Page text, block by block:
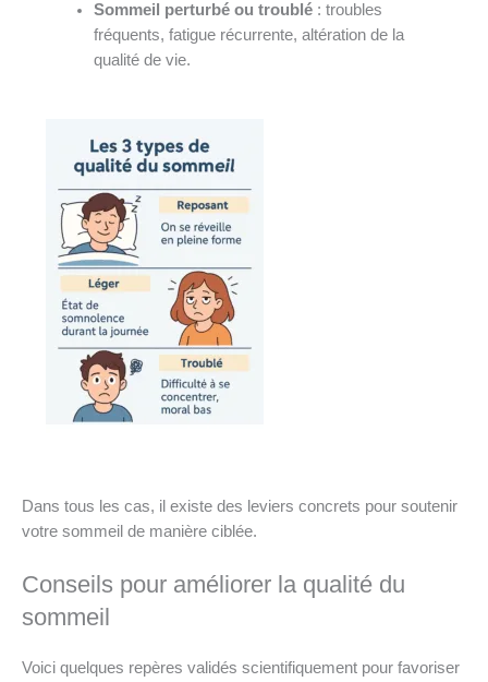
Sommeil perturbé ou troublé: troubles
fréquents, fatigue récurrente, altération de la
qualité de vie.
Dans tous les cas, il existe des leviers concrets pour soutenir
votre sommeil de manière ciblée.
Conseils pour améliorer la qualité du
sommeil
Voici quelques repères validés scientifiquement pour favoriser